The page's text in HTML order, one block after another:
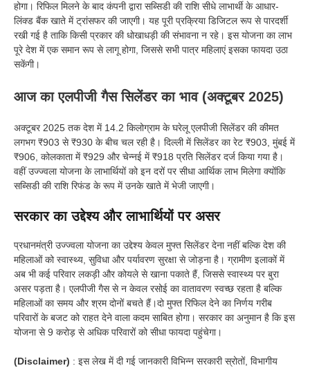
होगा। रिफिल मिलने के बाद कंपनी द्वारा सब्सिडी की राशि सीधे लाभार्थी के आधार-
लिंक्ड बैंक खाते में ट्रांसफर की जाएगी। यह पूरी प्रक्रिया डिजिटल रूप से पारदर्शी
रखी गई है ताकि किसी प्रकार की धोखाधड़ी की संभावना न रहे। इस योजना का लाभ
पूरे देश में एक समान रूप से लागू होगा, जिससे सभी पात्र महिलाएं इसका फायदा उठा
सकेंगी।
आज का एलपीजी गैस सिलेंडर का भाव (अक्टूबर 2025)
अक्टूबर 2025 तक देश में 14.2 किलोग्राम के घरेलू एलपीजी सिलेंडर की कीमत
लगभग ₹903 से ₹930 के बीच चल रही है। दिल्ली में सिलेंडर का रेट ₹903, मुंबई में
₹906, कोलकाता में ₹929 और चेन्नई में ₹918 प्रति सिलेंडर दर्ज किया गया है।
वहीं उज्ज्वला योजना के लाभार्थियों को इन दरों पर सीधा आर्थिक लाभ मिलेगा क्योंकि
सब्सिडी की राशि रिफंड के रूप में उनके खाते में भेजी जाएगी।
सरकार का उद्देश्य और लाभार्थियों पर असर
प्रधानमंत्री उज्ज्वला योजना का उद्देश्य केवल मुफ्त सिलेंडर देना नहीं बल्कि देश की
महिलाओं को स्वास्थ्य, सुविधा और पर्यावरण सुरक्षा से जोड़ना है। ग्रामीण इलाकों में
अब भी कई परिवार लकड़ी और कोयले से खाना पकाते हैं, जिससे स्वास्थ्य पर बुरा
असर पड़ता है। एलपीजी गैस से न केवल रसोई का वातावरण स्वच्छ रहता है बल्कि
महिलाओं का समय और श्रम दोनों बचते हैं।दो मुफ्त रिफिल देने का निर्णय गरीब
परिवारों के बजट को राहत देने वाला कदम साबित होगा। सरकार का अनुमान है कि इस
योजना से 9 करोड़ से अधिक परिवारों को सीधा फायदा पहुंचेगा।
(Disclaimer) : इस लेख में दी गई जानकारी विभिन्न सरकारी स्रोतों, विभागीय